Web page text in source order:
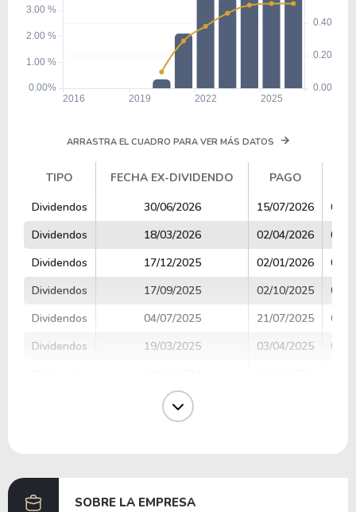
ARRASTRA EL CUADRO PARA VER MÁS DATOS
TIPO FECHA EX-DIVIDENDO PAGO
TIPO
FECHA EX-DIVIDENDO PAGO
Dividendos 30/06/2026 15/07/2026
Dividendos
18/03/2026 02/04/2026
Dividendos
17/12/2025 02/01/2026
Dividendos
17/09/2025 02/10/2025
Dividendos
04/07/2025 21/07/2025
Dividendos
19/03/2025 03/04/2025
18/09/2024
SOBRE LA EMPRESA